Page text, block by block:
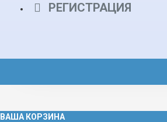
РЕГИСТРАЦИЯ
ВАША КОРЗИНА